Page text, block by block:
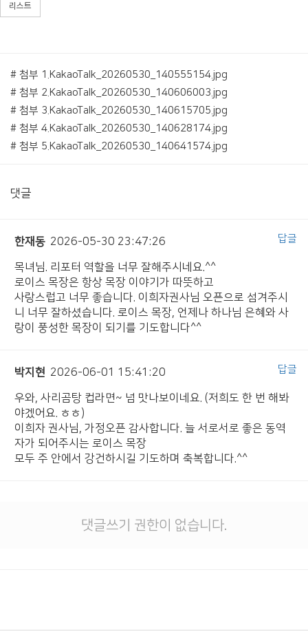
리스트
# 첨부 1.KakaoTalk_20260530_140555154.jpg
# 첨부 2.KakaoTalk_20260530_140606003.jpg
# 첨부 3.KakaoTalk_20260530_140615705.jpg
# 첨부 4.KakaoTalk_20260530_140628174.jpg
# 첨부 5.KakaoTalk_20260530_140641574.jpg
댓글
한재동 2026-05-30 23:47:26
목녀님. 리포터 역할을 너무 잘해주시네요.^^
로이스 목장은 항상 목장 이야기가 따뜻하고
사랑스럽고 너무 좋습니다. 이희자권사님 오픈으로 섬겨주시
니 너무 잘하셨습니다. 로이스 목장, 언제나 하나님 은혜와 사
랑이 풍성한 목장이 되기를 기도합니다^^
답글
박지현 2026-06-01 15:41:20
우와, 사리곰탕 컵라면~ 넘 맛나보이네요. (저희도 한 번 해봐
야겠어요. ㅎㅎ)
이희자 권사님, 가정오픈 감사합니다. 늘 서로서로 좋은 동역
자가 되어주시는 로이스 목장
모두 주 안에서 강건하시길 기도하며 축복합니다.^^
답글
댓글쓰기 권한이 없습니다.